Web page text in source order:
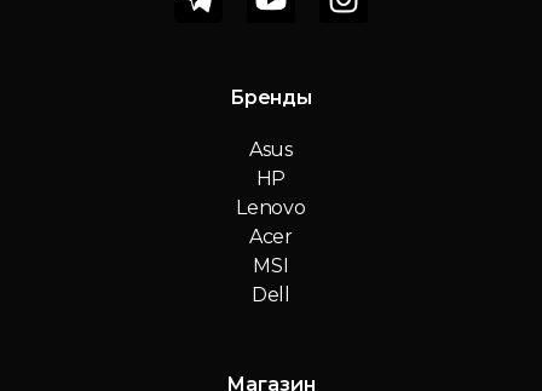
Бренды
Asus
HP
Lenovo
Acer
MSI
Dell
Магазин